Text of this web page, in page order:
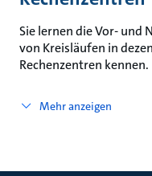
Sie lernen die Vor- und
von Kreisläufen in
Rechenzentren kennen.
Mehr anzeigen